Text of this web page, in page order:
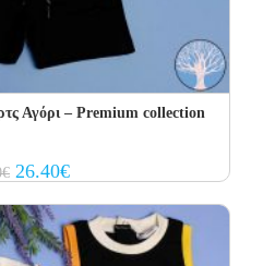
Αγόρι – Premium collection
€ Original
price
44.00€.
26.40€Current
price
26.40€.